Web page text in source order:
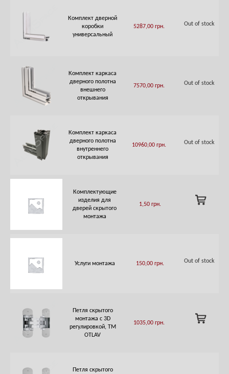
Комплект дверной
коробки
универсальный
5287,00 грн. Out of stock
Комплект каркаса
дверного полотна
внешнего
открывания
7570,00 грн. Out of stock
Комплект каркаса
дверного полотна
внутреннего
открывания
10960,00 грн. Out of stock
Комплектующие
изделия для
дверей скрытого
монтажа
1,50 грн.
ADD
TO
Услуги монтажа 150,00 грн. Out of stock
Петля скрытого
монтажа с 3D
регулировкой, ТМ
OTLAV
1035,00 грн.
ADD
TO
Петля скрытого